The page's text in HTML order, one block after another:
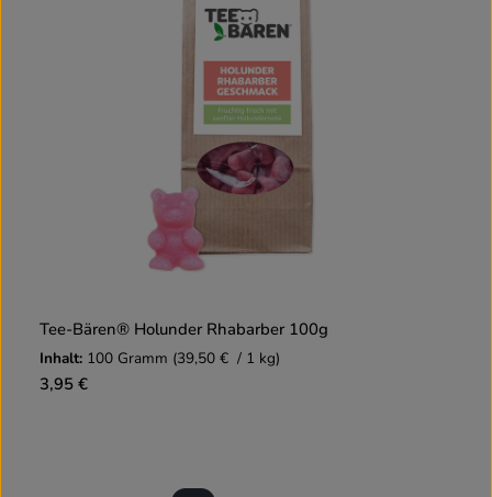
Tee-Bären® Holunder Rhabarber 100g
Inhalt: 100 Gramm (39,50 € / 1 kg)
3,95 €